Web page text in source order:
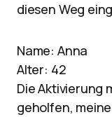
diesen Weg
Name: Anna
Alter: 42
Die Aktivierung
geholfen,